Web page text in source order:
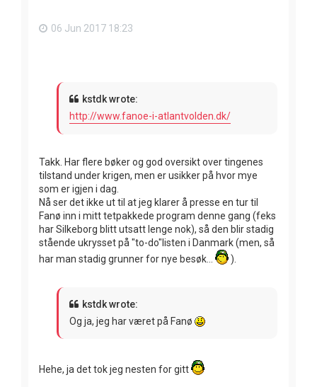
06 Jun 2017 18:23
kstdk wrote:
http://www.fanoe-i-atlantvolden.dk/
Takk. Har flere bøker og god oversikt over tingenes
tilstand under krigen, men er usikker på hvor mye
som er igjen i dag.
Nå ser det ikke ut til at jeg klarer å presse en tur til
Fanø inn i mitt tetpakkede program denne gang (feks
har Silkeborg blitt utsatt lenge nok), så den blir stadig
stående ukrysset på "to-do"listen i Danmark (men, så
har man stadig grunner for nye besøk...
).
kstdk wrote:
Og ja, jeg har været på Fanø
Hehe, ja det tok jeg nesten for gitt